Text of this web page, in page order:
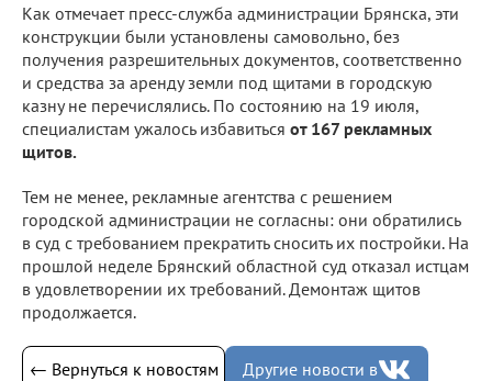
Как отмечает пресс-служба администрации Брянска, эти
конструкции были установлены самовольно, без
получения разрешительных документов, соответственно
и средства за аренду земли под щитами в городскую
казну не перечислялись. По состоянию на 19 июля,
специалистам ужалось избавиться от 167 рекламных
щитов.
Тем не менее, рекламные агентства с решением
городской администрации не согласны: они обратились
в суд с требованием прекратить сносить их постройки. На
прошлой неделе Брянский областной суд отказал истцам
в удовлетворении их требований. Демонтаж щитов
продолжается.
← Вернуться к новостям Другие новости в